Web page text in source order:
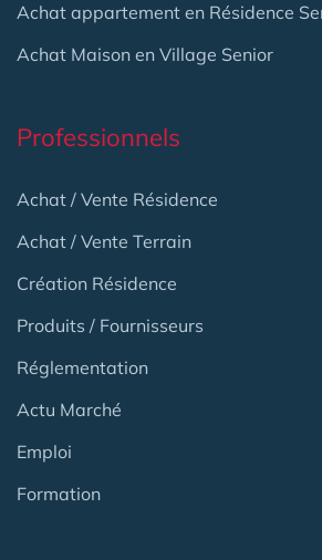
Achat appartement en Résidence
Achat Maison en Village Senior
Professionnels
Achat / Vente Résidence
Achat / Vente Terrain
Création Résidence
Produits / Fournisseurs
Réglementation
Actu Marché
Emploi
Formation